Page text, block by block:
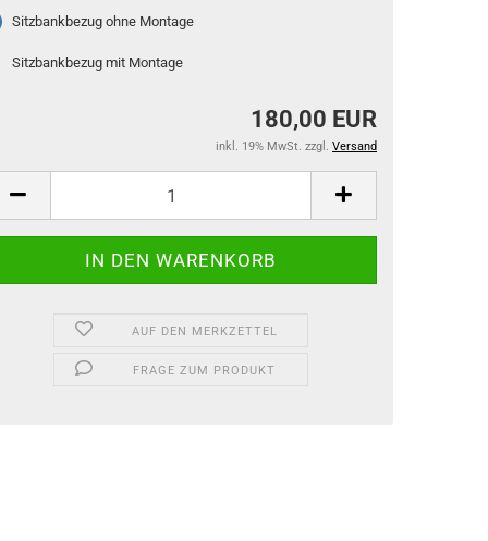
Sitzbankbezug ohne Montage
Sitzbankbezug mit Montage
180,00 EUR
inkl. 19% MwSt. zzgl. Versand
AUF DEN MERKZETTEL
FRAGE ZUM PRODUKT